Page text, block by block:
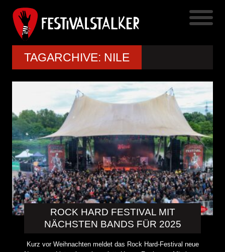
TAGARCHIVE: NILE
ROCK HARD FESTIVAL MIT
NÄCHSTEN BANDS FÜR 2025
Kurz vor Weihnachten meldet das Rock Hard-Festival neue